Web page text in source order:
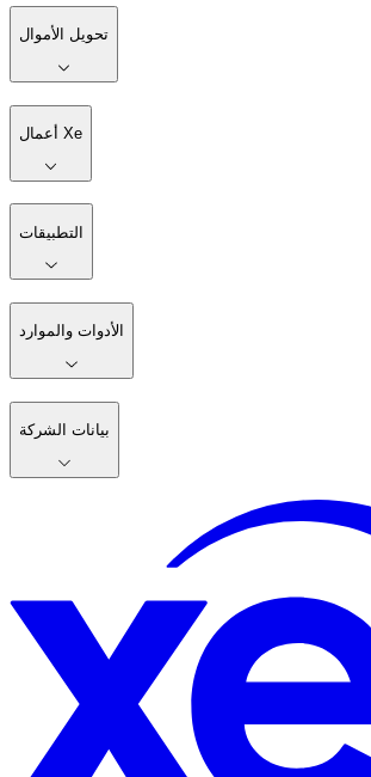
تحويل الأموال
أعمال Xe
التطبيقات
الأدوات والموارد
بيانات الشركة